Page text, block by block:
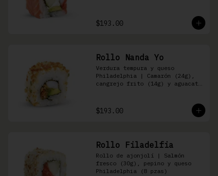
$193.00
Rollo Nanda Yo
Verdura tempura y queso
Philadelphia | Camarón (24g),
cangrejo frito (14g) y aguacate
$193.00
Rollo Filadelfia
Rollo de ajonjolí | Salmón
fresco (30g), pepino y queso
Philadelphia (8 pzas)